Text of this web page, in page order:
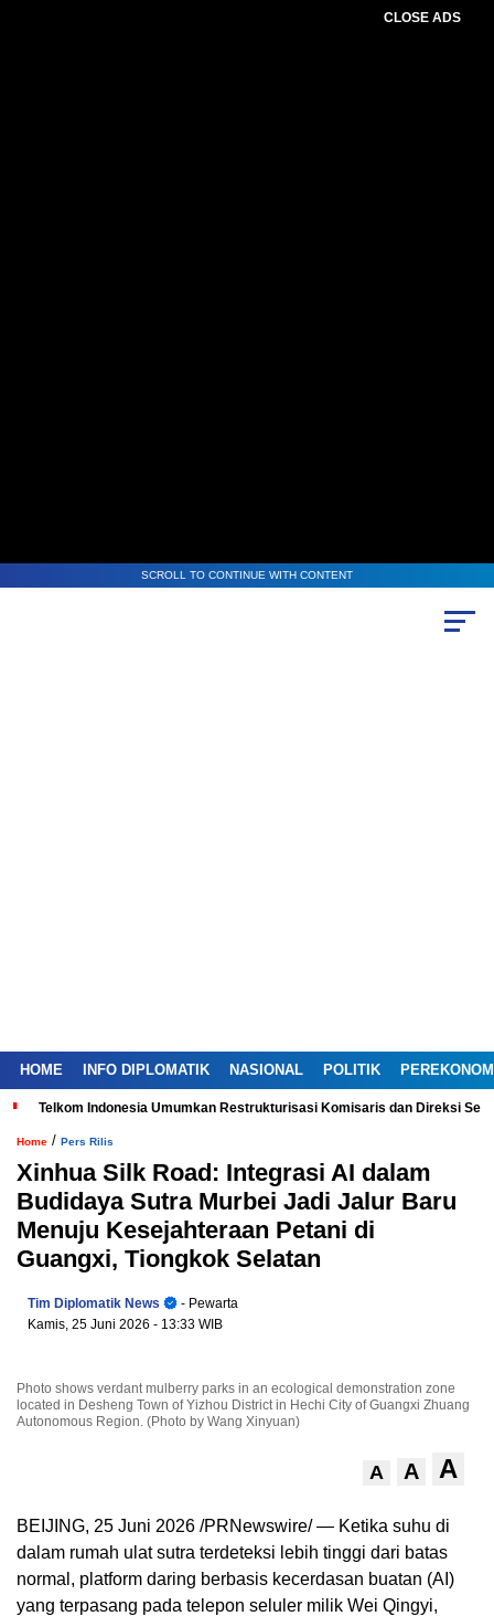
CLOSE ADS
SCROLL TO CONTINUE WITH CONTENT
HOME INFO DIPLOMATIK NASIONAL POLITIK
Telkom Indonesia Umumkan Restrukturisasi Komisaris dan Direksi
Home / Pers Rilis
Xinhua Silk Road: Integrasi AI dalam
Budidaya Sutra Murbei Jadi Jalur Baru
Menuju Kesejahteraan Petani di
Guangxi, Tiongkok Selatan
Tim Diplomatik News
- Pewarta
Kamis, 25 Juni 2026 - 13:33 WIB
Photo shows verdant mulberry parks in an ecological demonstration zone
located in Desheng Town of Yizhou District in Hechi City of Guangxi Zhuang
Autonomous Region. (Photo by Wang Xinyuan)
A A A
BEIJING, 25 Juni 2026 /PRNewswire/ — Ketika suhu di
dalam rumah ulat sutra terdeteksi lebih tinggi dari batas
normal, platform daring berbasis kecerdasan buatan (AI)
yang terpasang pada telepon seluler milik Wei Qingyi,